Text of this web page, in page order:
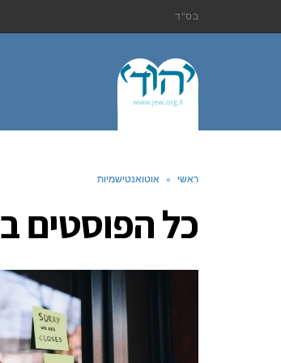
בס"ד
ראשי » אוטואנטישמיות
כל הפוסטים ב